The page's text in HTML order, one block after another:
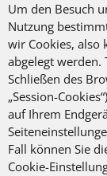
Um den Besuch
Nutzung
wir Cookies, also
abgelegt werden.
Schließen des
„Session-
auf Ihrem
Fall können Sie
Cookie-